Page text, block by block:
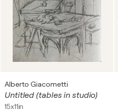
Alberto Giacometti
Untitled (tables in studio)
15x11in